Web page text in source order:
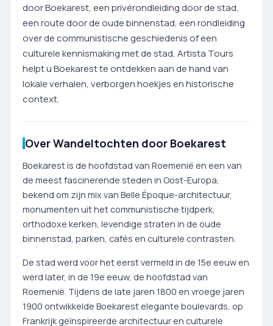
door Boekarest, een privérondleiding door de stad,
een route door de oude binnenstad, een rondleiding
over de communistische geschiedenis of een
culturele kennismaking met de stad, Artista Tours
helpt u Boekarest te ontdekken aan de hand van
lokale verhalen, verborgen hoekjes en historische
context.
Over Wandeltochten door Boekarest
Boekarest is de hoofdstad van Roemenië en een van
de meest fascinerende steden in Oost-Europa,
bekend om zijn mix van Belle Époque-architectuur,
monumenten uit het communistische tijdperk,
orthodoxe kerken, levendige straten in de oude
binnenstad, parken, cafés en culturele contrasten.
De stad werd voor het eerst vermeld in de 15e eeuw en
werd later, in de 19e eeuw, de hoofdstad van
Roemenië. Tijdens de late jaren 1800 en vroege jaren
1900 ontwikkelde Boekarest elegante boulevards, op
Frankrijk geïnspireerde architectuur en culturele